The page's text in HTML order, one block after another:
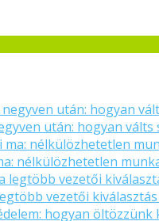
után: hogyan
nélkülözhetetlen
vezetői kiválasztás